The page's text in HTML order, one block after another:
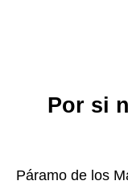
Por si
Páramo de los